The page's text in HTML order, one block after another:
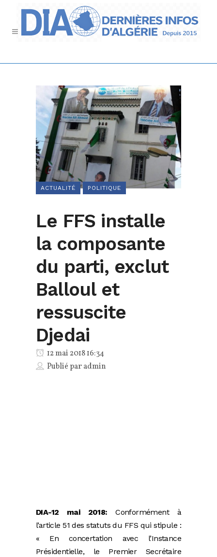
ACTUALITÉ POLITIQUE
Le FFS installe
la composante
du parti, exclut
Balloul et
ressuscite
Djedai
12 mai 2018 16:34
Publié paradmin
DIA-12 mai 2018: Conformément à
l’article 51 des statuts du FFS qui stipule :
« En concertation avec l’Instance
Présidentielle, le Premier Secrétaire